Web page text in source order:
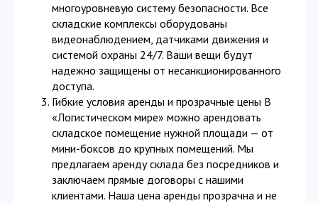
многоуровневую систему безопасности. Все
складские комплексы оборудованы
видеонаблюдением, датчиками движения и
системой охраны 24/7. Ваши вещи будут
надежно защищены от несанкционированного
доступа.
Гибкие условия аренды и прозрачные цены В
«Логистическом мире» можно арендовать
складское помещение нужной площади — от
мини-боксов до крупных помещений. Мы
предлагаем аренду склада без посредников и
заключаем прямые договоры с нашими
клиентами. Наша цена аренды прозрачна и не